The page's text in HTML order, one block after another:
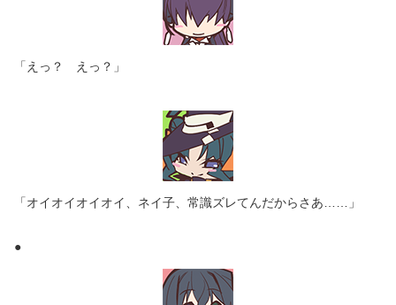
「えっ？ えっ？」
「オイオイオイオイ、ネイ子、常識ズレてんだからさあ……」
●